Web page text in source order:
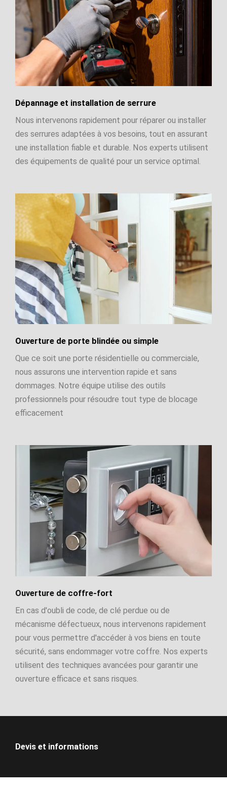
Dépannage et installation de serrure
Nous intervenons rapidement pour réparer ou installer
des serrures adaptées à vos besoins, tout en assurant
une installation fiable et durable. Nos experts utilisent
des équipements de qualité pour un service optimal.
Ouverture de porte blindée ou simple
Que ce soit une porte résidentielle ou commerciale,
nous assurons une intervention rapide et sans
dommages. Notre équipe utilise des outils
professionnels pour résoudre tout type de blocage
efficacement
Ouverture de coffre-fort
En cas d'oubli de code, de clé perdue ou de
mécanisme défectueux, nous intervenons rapidement
pour vous permettre d'accéder à vos biens en toute
sécurité, sans endommager votre coffre. Nos experts
utilisent des techniques avancées pour garantir une
ouverture efficace et sans risques.
Devis et informations